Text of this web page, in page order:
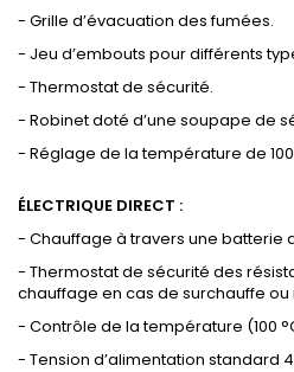
- Grille d’évacuation des fumées.
- Jeu d’embouts pour différents
- Thermostat de sécurité.
- Robinet doté d’une soupape de
- Réglage de la température de 100
ÉLECTRIQUE DIRECT :
- Chauffage à travers une batterie
- Thermostat de sécurité des
chauffage en cas de surchauffe
- Contrôle de la température (100
- Tension d’alimentation standard